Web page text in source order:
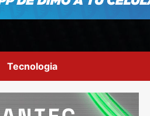
Tecnologia